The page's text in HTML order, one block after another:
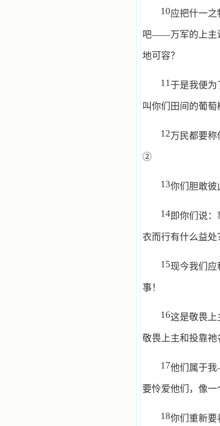
10应把什一
吧——万军的上主
地可容？
11 于是我便
叫你们田间的葡
12万民都要
②
13你们胆敢
14即你们说
衣而行有什么益处
15现今我们
事！
16这是敬畏
敬畏上主和投靠
17他们属于
要怜爱他们，像
18你们重新要